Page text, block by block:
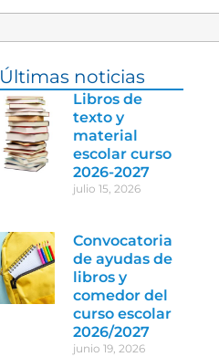
Últimas noticias
Libros de
texto y
material
escolar curso
2026-2027
julio 15, 2026
Convocatoria
de ayudas de
libros y
comedor del
curso escolar
2026/2027
junio 19, 2026